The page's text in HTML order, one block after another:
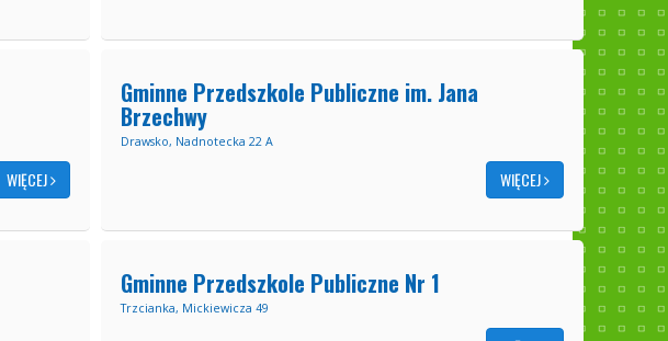
WIĘCEJ
Gminne Przedszkole Publiczne im. Jana
Brzechwy
Drawsko, Nadnotecka 22 A
WIĘCEJ
Gminne Przedszkole Publiczne Nr 1
Trzcianka, Mickiewicza 49